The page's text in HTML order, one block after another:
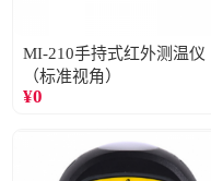
MI-210手持式红外测温仪
（标准视角）
¥0